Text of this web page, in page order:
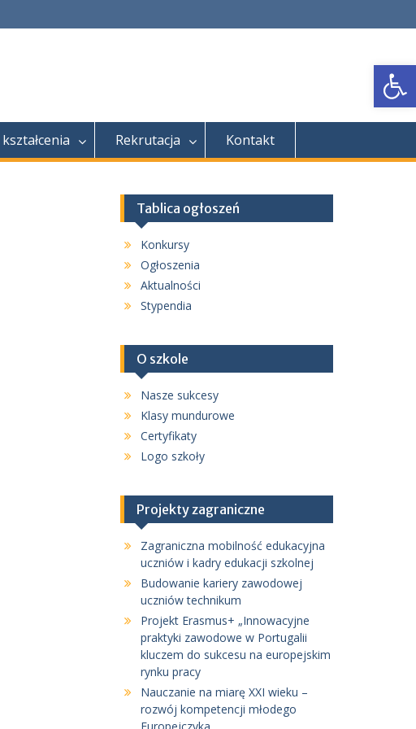
Rekrutacja Kontakt
Tablica ogłoszeń
Konkursy
Ogłoszenia
Aktualności
Stypendia
O szkole
Nasze sukcesy
Klasy mundurowe
Certyfikaty
Logo szkoły
Projekty zagraniczne
Zagraniczna mobilność edukacyjna
uczniów i kadry edukacji szkolnej
Budowanie kariery zawodowej
uczniów technikum
Projekt Erasmus+ „Innowacyjne
praktyki zawodowe w Portugalii
kluczem do sukcesu na europejskim
rynku pracy
Nauczanie na miarę XXI wieku –
rozwój kompetencji młodego